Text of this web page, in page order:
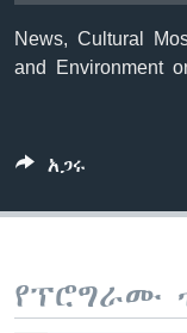
News, Cultural
and Environment
አጋሩ
የፕሮግራሙ